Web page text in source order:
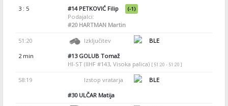
3 : 5
#14PETKOVIĆ Filip (-1)
Podajalci:
#20HARTMAN Martin
51:20 Izključitev
BLE
2 min
#13GOLUB Tomaž
HI-ST (IIHF #143, Visoka palica) [ 51:20 - 51:20 ]
58:19 Izstop vratarja
BLE
#30ULČAR Matija